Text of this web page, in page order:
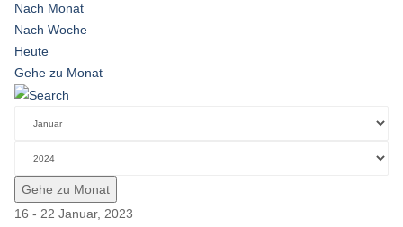
Nach Monat
Nach Woche
Heute
Gehe zu Monat
Gehe zu Monat
16 - 22 Januar, 2023